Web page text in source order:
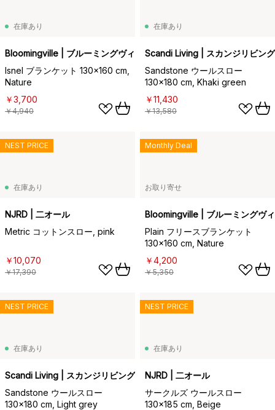
在庫あり
Bloomingville | ブルーミングヴィル
Isnel ブランケット 130x160 cm,
Nature
￥3,700
￥4,940
在庫あり
Scandi Living | スカンジリビング
Sandstone ウールスロー
130x180 cm, Khaki green
￥11,430
￥13,580
在庫あり
NJRD | 二オール
Metric コットンスロー, pink
￥10,070
￥17,390
NEST PRICE
お取り寄せ
Bloomingville | ブルーミングヴ
Plain フリースブランケット
130x160 cm, Nature
￥4,200
￥5,350
Monthly Deal
在庫あり
Scandi Living | スカンジリビング
Sandstone ウールスロー
130x180 cm, Light grey
NEST PRICE
在庫あり
NJRD | 二オール
サークルズ ウールスロー
130x185 cm, Beige
NEST PRICE